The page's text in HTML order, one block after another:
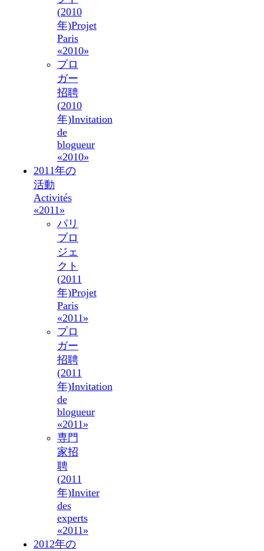
(2010
年)Projet
Paris
«2010»
プロ
ガー
招聘
(2010
年)Invitation
de
blogueur
«2010»
2011年の
活動
Activités
«2011»
パリ
プロ
ジェ
クト
(2011
年)Projet
Paris
«2011»
プロ
ガー
招聘
(2011
年)Invitation
de
blogueur
«2011»
専門
家招
聘
(2011
年)Inviter
des
experts
«2011»
2012年の